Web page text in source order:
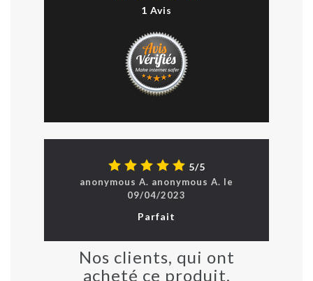
1 Avis
5/5
anonymous A. anonymous A. le
09/04/2023
Parfait
Nos clients, qui ont
acheté ce produit,